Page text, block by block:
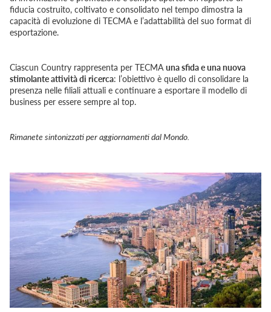
fiducia costruito, coltivato e consolidato nel tempo dimostra la
capacità di evoluzione di TECMA e l’adattabilità del suo format di
esportazione.
Ciascun Country rappresenta per TECMAuna sfida e una nuova
stimolante attività di ricerca: l’obiettivo è quello di consolidare la
presenza nelle filiali attuali e continuare a esportare il modello di
business per essere sempre al top.
Rimanete sintonizzati per aggiornamenti dal Mondo.